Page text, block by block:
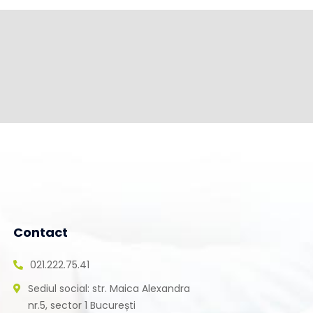
Contact
021.222.75.41
Sediul social: str. Maica Alexandra
nr.5, sector 1 București